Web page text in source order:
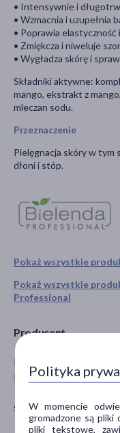
Pokaż wszystkie
Pokaż wszystkie
Professional
Producent
BIELENDA
Fabryczna 20
31-553 Kraków
sklep@bielenda.com
• Intensywnie i
• Wzmacnia i uzupełnia
• Poprawia elastyczność
• Zmiękcza i niweluje
• Wygładza skórę i
Składniki aktywne:
mango, ekstrakt z
mleczan sodu.
Przeznaczenie
Pielęgnacja skóry w tym
dłoni i stóp.
Polityka
W momencie
gromadzone są pliki
pliki tekstowe,